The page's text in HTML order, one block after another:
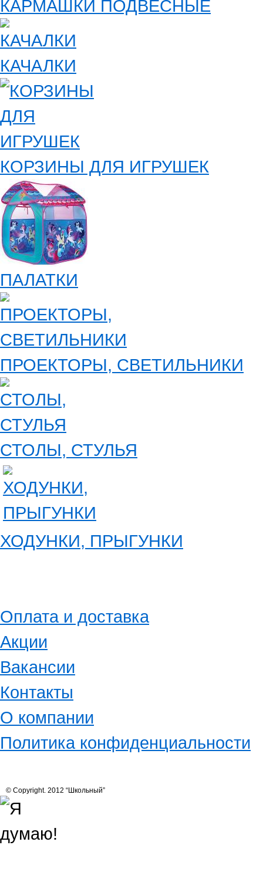
КАРМАШКИ ПОДВЕСНЫЕ
КАЧАЛКИ
КОРЗИНЫ ДЛЯ ИГРУШЕК
ПАЛАТКИ
ПРОЕКТОРЫ, СВЕТИЛЬНИКИ
СТОЛЫ, СТУЛЬЯ
ХОДУНКИ, ПРЫГУНКИ
Оплата и доставка
Акции
Вакансии
Контакты
О компании
Политика конфиденциальности
© Copyright. 2012 “Школьный”